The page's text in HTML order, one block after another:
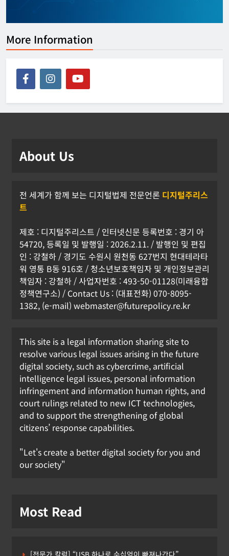
디지털주리스트 2026년 03월 27일
0
[형사] 공소청법안 국회 본회의 통과
강철하 선임기자 2026년 03월 20일
0
More Information
About Us
전 세계가 함께 보는 디지털법제 전문언론 디지털주리스
트
제호 : 디지털주리스트 / 인터넷신문 등록번호 : 경기 아
54720, 등록일 및 발행일 : 2026.2.11. / 발행인 및 편집
인 : 강철하 / 경기도 수원시 원천동 627번지 현대테라타
워 영통 B동 916호 / 청소년보호책임자 및 개인정보관리
책임자 : 강철하 / 사업자번호 : 493-50-01128(미래융합
정책연구소) / Contact Us : (대표전화) 070-8095-
1382, (e-mail) webmaster@futurepolicy.re.kr
This site is a legal information sharing site to
resolve various legal issues arising in the future
digital society, such as cybercrime, artificial
intelligence legal issues, personal information
infringement and information human rights, and
court rulings related to new ICT technologies,
and to support the strengthening of global
citizens’ response capabilities.
"Let's create a better digital society for you and
our society"
Most Read